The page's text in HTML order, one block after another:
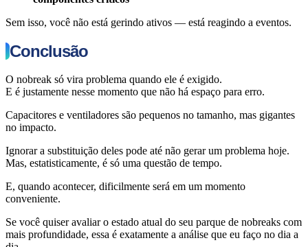
Sem isso, você não está gerindo ativos — está reagindo a eventos.
Conclusão
O nobreak só vira problema quando ele é exigido.
E é justamente nesse momento que não há espaço para erro.
Capacitores e ventiladores são pequenos no tamanho, mas gigantes
no impacto.
Ignorar a substituição deles pode até não gerar um problema hoje.
Mas, estatisticamente, é só uma questão de tempo.
E, quando acontecer, dificilmente será em um momento
conveniente.
Se você quiser avaliar o estado atual do seu parque de nobreaks com
mais profundidade, essa é exatamente a análise que eu faço no dia a